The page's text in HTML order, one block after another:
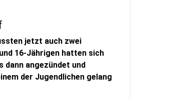
jetzt auch zwei
16-Jährigen hatten sich
dann angezündet und
der Jugendlichen gelang